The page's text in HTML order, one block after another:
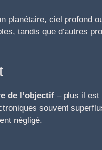
planétaire, ciel profond
tandis que d’autres
de l’objectif – plus il est
souvent
négligé.